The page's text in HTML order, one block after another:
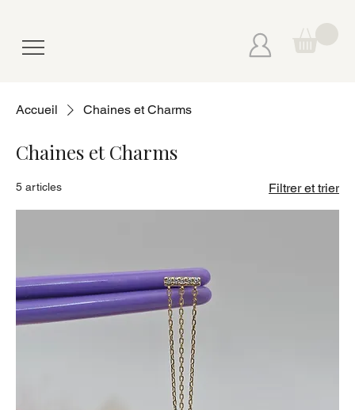
Accueil Chaines et Charms
Chaines et Charms
5 articles Filtrer et trier